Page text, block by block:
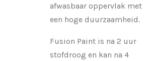
afwasbaar oppervlak met
een hoge duurzaamheid.
Fusion Paint is na 2 uur
stofdroog en kan na 4